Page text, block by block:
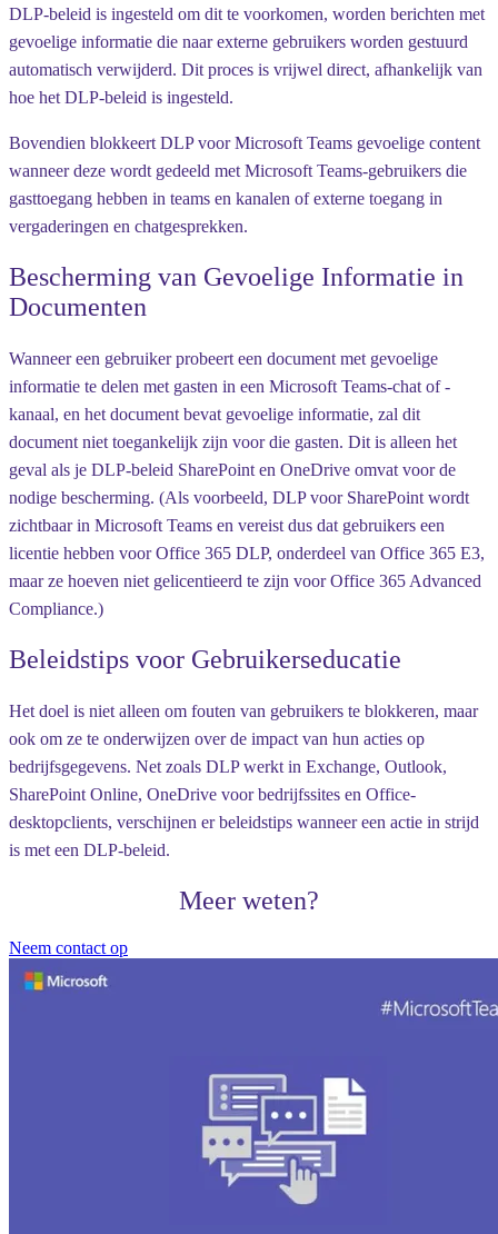
DLP-beleid is ingesteld om dit te voorkomen, worden berichten met
gevoelige informatie die naar externe gebruikers worden gestuurd
automatisch verwijderd. Dit proces is vrijwel direct, afhankelijk van
hoe het DLP-beleid is ingesteld.
Bovendien blokkeert DLP voor Microsoft Teams gevoelige content
wanneer deze wordt gedeeld met Microsoft Teams-gebruikers die
gasttoegang hebben in teams en kanalen of externe toegang in
vergaderingen en chatgesprekken.
Bescherming van Gevoelige Informatie in
Documenten
Wanneer een gebruiker probeert een document met gevoelige
informatie te delen met gasten in een Microsoft Teams-chat of -
kanaal, en het document bevat gevoelige informatie, zal dit
document niet toegankelijk zijn voor die gasten. Dit is alleen het
geval als je DLP-beleid SharePoint en OneDrive omvat voor de
nodige bescherming. (Als voorbeeld, DLP voor SharePoint wordt
zichtbaar in Microsoft Teams en vereist dus dat gebruikers een
licentie hebben voor Office 365 DLP, onderdeel van Office 365 E3,
maar ze hoeven niet gelicentieerd te zijn voor Office 365 Advanced
Compliance.)
Beleidstips voor Gebruikerseducatie
Het doel is niet alleen om fouten van gebruikers te blokkeren, maar
ook om ze te onderwijzen over de impact van hun acties op
bedrijfsgegevens. Net zoals DLP werkt in Exchange, Outlook,
SharePoint Online, OneDrive voor bedrijfssites en Office-
desktopclients, verschijnen er beleidstips wanneer een actie in strijd
is met een DLP-beleid.
Meer weten?
Neem contact op